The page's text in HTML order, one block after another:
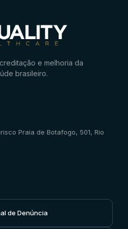
e melhoria da
brasileiro.
Praia de Botafogo, 501, Rio
de Denúncia